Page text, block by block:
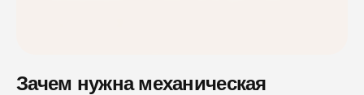
Зачем нужна механическая